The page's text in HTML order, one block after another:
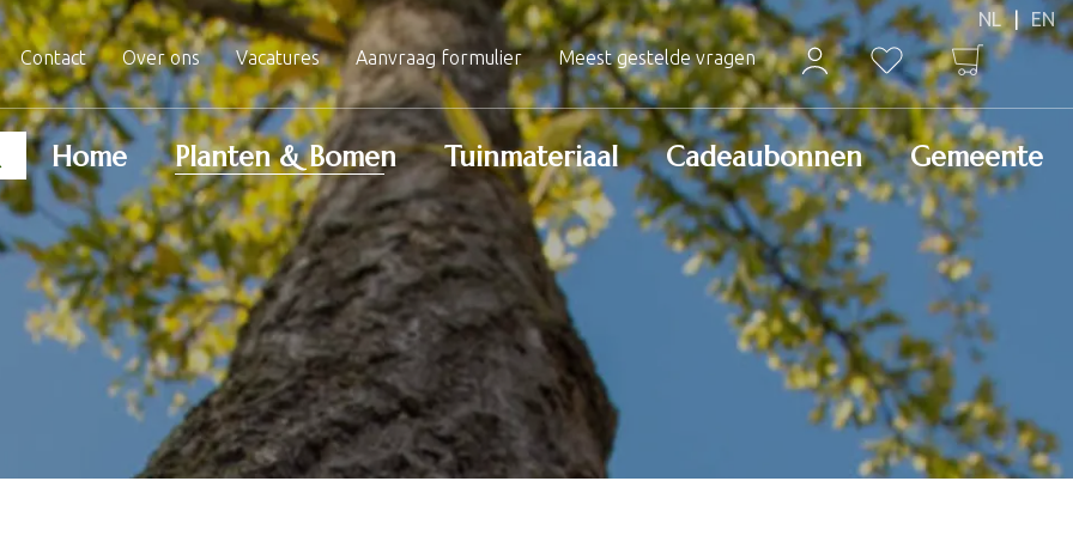
Contact Over ons Vacatures Aanvraag formulier Meest gestelde vragen
Home Planten & Bomen Tuinmateriaal Cadeaubonnen Gemeente